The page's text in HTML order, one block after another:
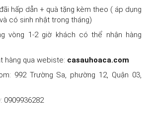
hấp dẫn + quà tặng kèm theo ( áp dụng
có sinh nhật trong tháng)
vòng 1-2 giờ khách có thể nhận hàng
hàng qua webiste: casauhoaca.com
992 Trường Sa, phường 12, Quận 03,
0909936282